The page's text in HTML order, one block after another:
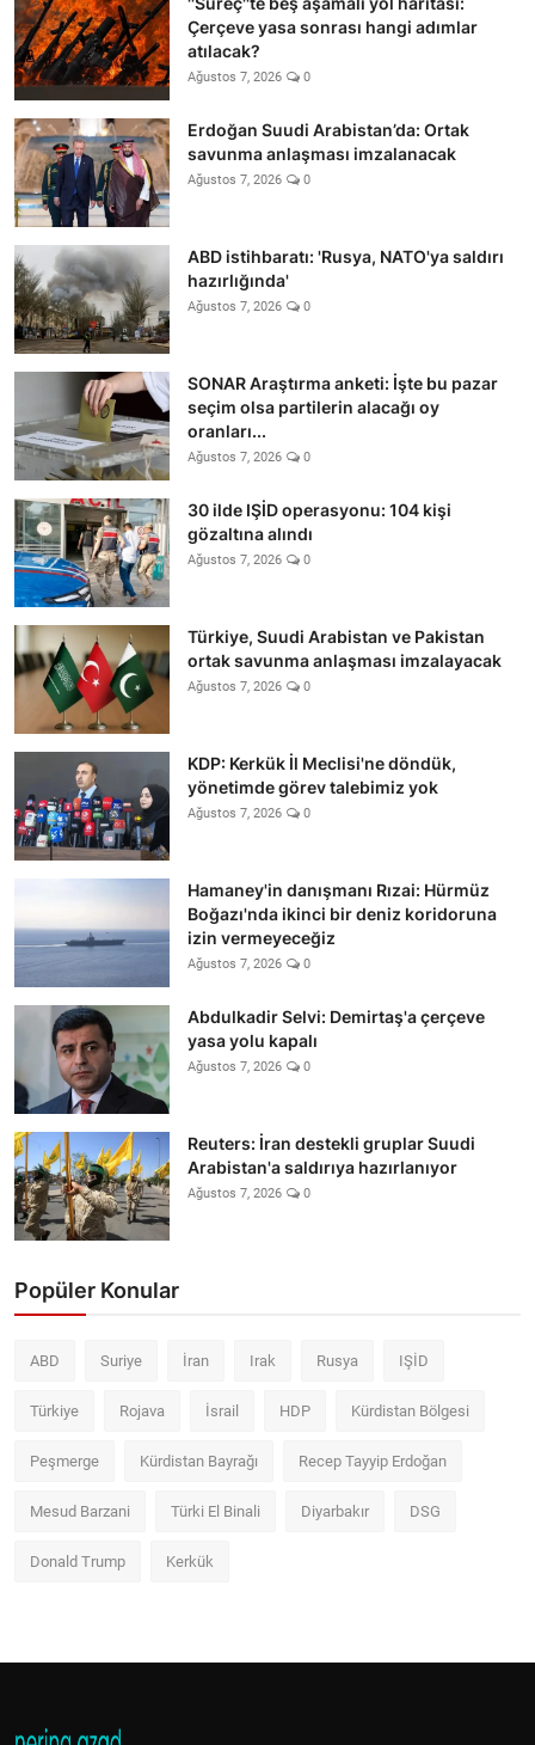
Çerçeve yasa sonrası hangi adımlar
atılacak?
Ağustos 7, 2026 0
Erdoğan Suudi Arabistan’da: Ortak
savunma anlaşması imzalanacak
Ağustos 7, 2026 0
ABD istihbaratı: 'Rusya, NATO'ya saldırı
hazırlığında'
Ağustos 7, 2026 0
SONAR Araştırma anketi: İşte bu pazar
seçim olsa partilerin alacağı oy
oranları...
Ağustos 7, 2026 0
30 ilde IŞİD operasyonu: 104 kişi
gözaltına alındı
Ağustos 7, 2026 0
Türkiye, Suudi Arabistan ve Pakistan
ortak savunma anlaşması imzalayacak
Ağustos 7, 2026 0
KDP: Kerkük İl Meclisi'ne döndük,
yönetimde görev talebimiz yok
Ağustos 7, 2026 0
Hamaney'in danışmanı Rızai: Hürmüz
Boğazı'nda ikinci bir deniz koridoruna
izin vermeyeceğiz
Ağustos 7, 2026 0
Abdulkadir Selvi: Demirtaş'a çerçeve
yasa yolu kapalı
Ağustos 7, 2026 0
Reuters: İran destekli gruplar Suudi
Arabistan'a saldırıya hazırlanıyor
Ağustos 7, 2026 0
Popüler Konular
ABD Suriye İran Irak Rusya IŞİD
Türkiye Rojava İsrail HDP Kürdistan Bölgesi
Peşmerge Kürdistan Bayrağı Recep Tayyip Erdoğan
Mesud Barzani Türki El Binali Diyarbakır DSG
Donald Trump Kerkük